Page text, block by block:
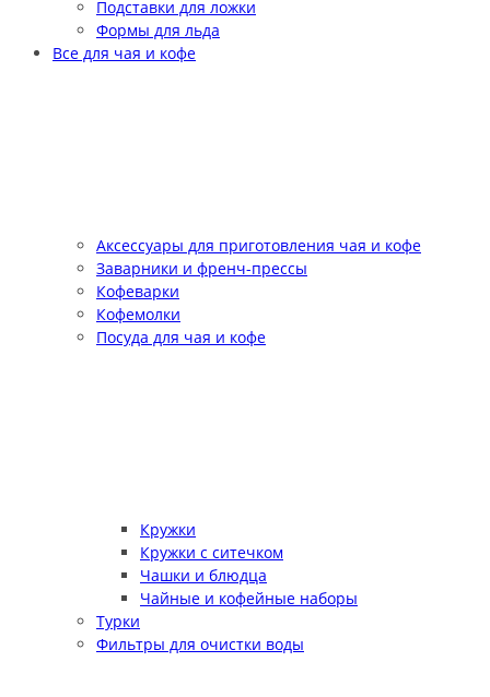
Подставки для ложки
Формы для льда
Все для чая и кофе
Аксессуары для приготовления чая и кофе
Заварники и френч-прессы
Кофеварки
Кофемолки
Посуда для чая и кофе
Кружки
Кружки с ситечком
Чашки и блюдца
Чайные и кофейные наборы
Турки
Фильтры для очистки воды